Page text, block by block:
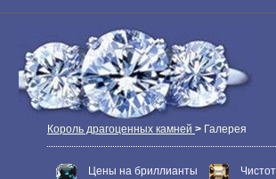
Король драгоценных камней > Галерея
Цены на бриллианты